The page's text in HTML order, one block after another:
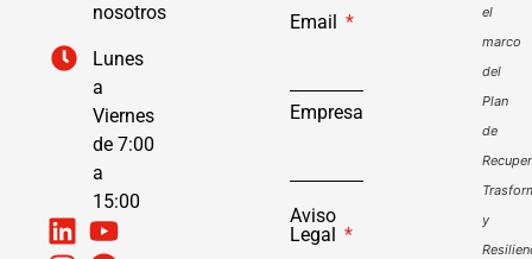
nosotros
Lunes
a
Viernes
de 7:00
a
15:00
Email
Empresa
Aviso
Legal
el
marco
del
Plan
de
y